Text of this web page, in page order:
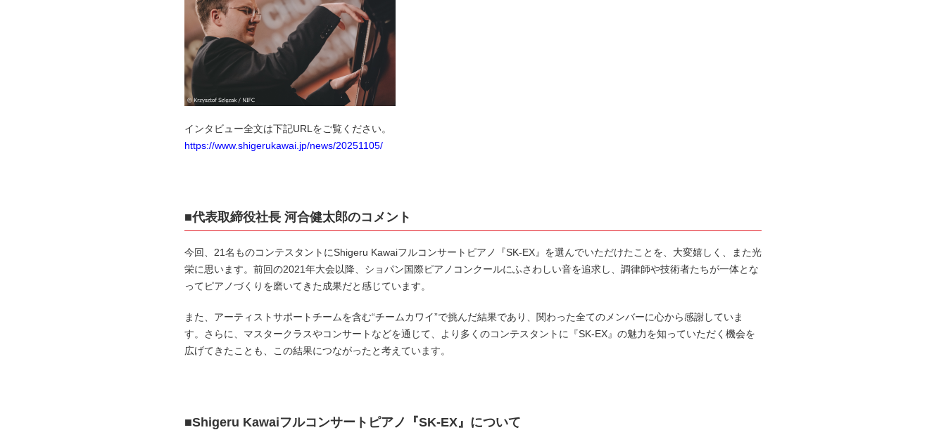
インタビュー全文は下記URLをご覧ください。
https://www.shigerukawai.jp/news/20251105/
■代表取締役社長 河合健太郎のコメント
今回、21名ものコンテスタントにShigeru Kawaiフルコンサートピアノ『SK-EX』を選んでいただけたことを、大変嬉しく、また光
栄に思います。前回の2021年大会以降、ショパン国際ピアノコンクールにふさわしい音を追求し、調律師や技術者たちが一体とな
ってピアノづくりを磨いてきた成果だと感じています。
また、アーティストサポートチームを含む“チームカワイ”で挑んだ結果であり、関わった全てのメンバーに心から感謝していま
す。さらに、マスタークラスやコンサートなどを通じて、より多くのコンテスタントに『SK-EX』の魅力を知っていただく機会を
広げてきたことも、この結果につながったと考えています。
■Shigeru Kawaiフルコンサートピアノ『SK-EX』について